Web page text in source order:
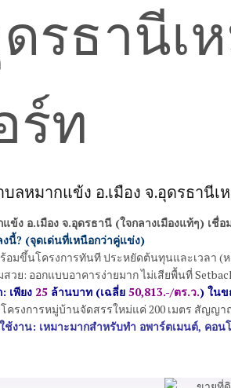
ลหมากแข้ง อ.เมือง จ.อุดรธานีเ
ข้ง อ.เมือง จ.อุดรธานี (ใจกลางเมืองแท้ๆ) เ
นี้? (จุดเด่นที่เหนือกว่าคู่แข่ง)
ร้อมขึ้นโครงการทันที ประหยัดต้นทุนและเวลา (
วย: ออกแบบอาคารง่ายมาก ไม่เสียพื้นที่
เพียง 25 ล้านบาท (เฉลี่ย 50,813.-/ตร.ว.) ในข
ครงการหมู่บ้านจัดสรรใหม่แค่ 200 เมตร สัญญ
ช้งาน: เหมาะมากสำหรับทำ อพาร์ตเมนต์, ค